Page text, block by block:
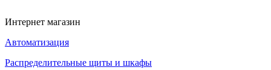
Интернет магазин
Автоматизация
Распределительные щиты и шкафы